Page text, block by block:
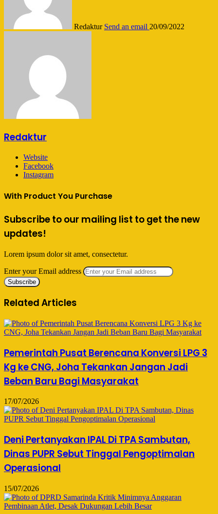
Redaktur Send an email 20/09/2022
Redaktur
Website
Facebook
Instagram
With Product You Purchase
Subscribe to our mailing list to get the new
updates!
Lorem ipsum dolor sit amet, consectetur.
Enter your Email address
Related Articles
Pemerintah Pusat Berencana Konversi LPG 3
Kg ke CNG, Joha Tekankan Jangan Jadi
Beban Baru Bagi Masyarakat
17/07/2026
Deni Pertanyakan IPAL Di TPA Sambutan,
Dinas PUPR Sebut Tinggal Pengoptimalan
Operasional
15/07/2026